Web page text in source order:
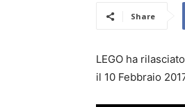
Share
LEGO ha
il 10 Febbraio